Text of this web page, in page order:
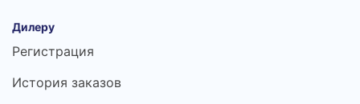
Дилеру
Регистрация
История заказов